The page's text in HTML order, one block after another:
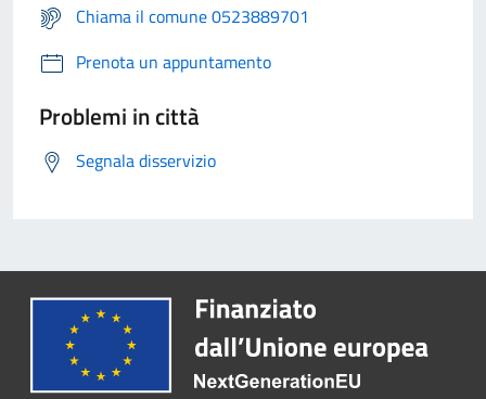
Chiama il comune 0523889701
Prenota un appuntamento
Problemi in città
Segnala disservizio